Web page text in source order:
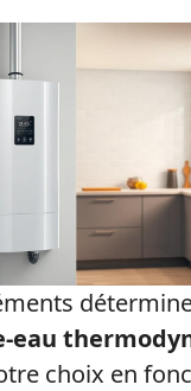
eau
choix en